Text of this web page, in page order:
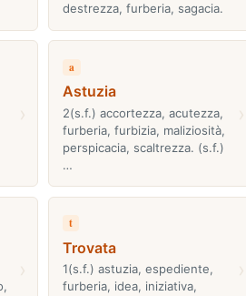
destrezza, furberia, sagacia.
a
Astuzia
2(s.f.) accortezza, acutezza,
furberia, furbizia, maliziosità,
perspicacia, scaltrezza. (s.f.)
…
t
Trovata
1(s.f.) astuzia, espediente,
furberia, idea, iniziativa,